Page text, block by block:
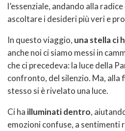
l’essenziale, andando alla
ascoltare i desideri più veri e
In questo viaggio, una stella ci
anche noi ci siamo messi in
che ci precedeva: la luce della
confronto, del silenzio. Ma, alla
stesso si è rivelato una luce.
Ci ha illuminati dentro,
emozioni confuse, a sentimenti